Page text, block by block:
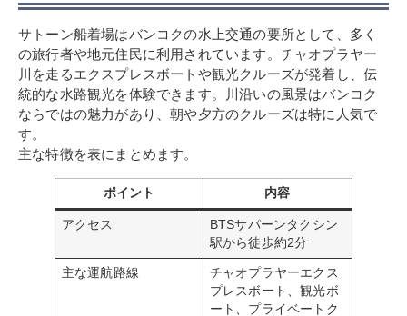
サトーン船着場はバンコクの水上交通の要所として、多く
の旅行者や地元住民に利用されています。チャオプラヤー
川を走るエクスプレスボートや観光クルーズが発着し、伝
統的な水路観光を体験できます。川沿いの風景はバンコク
ならではの魅力があり、朝や夕方のクルーズは特に人気で
す。
主な特徴を表にまとめます。
ポイント 内容
アクセス
BTSサパーンタクシン
駅から徒歩約2分
主な運航路線
チャオプラヤーエクス
プレスボート、観光ボ
ート、プライベートク